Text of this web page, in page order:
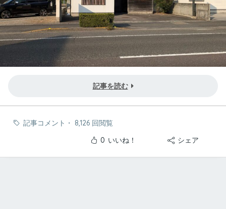
記事を読む
記事コメント ・ 8,126 回閲覧
シェア
0 いいね！